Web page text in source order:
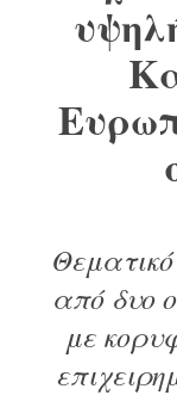
από δυο
με